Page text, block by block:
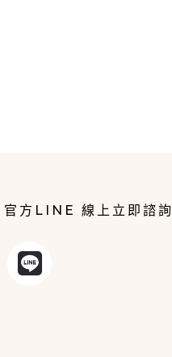
官方LINE 線上立即諮詢